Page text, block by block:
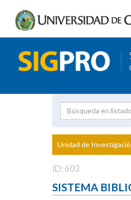
Proyecto
Unidad de
ID: 603
SISTEMA